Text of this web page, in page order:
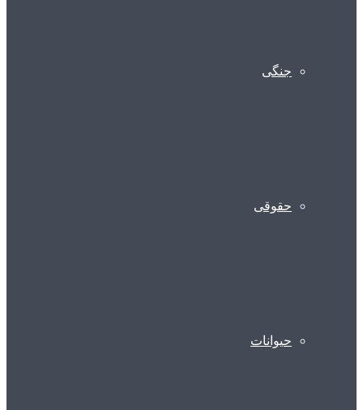
جنگی
حقوقی
حیوانات